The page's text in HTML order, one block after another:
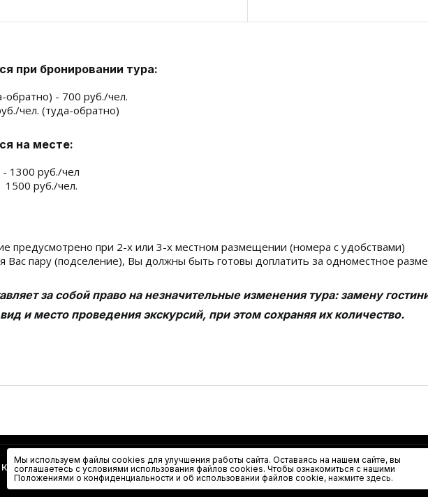
при бронировании тура:
обратно) - 700 руб./чел.
чел. (туда-обратно)
на месте:
- 1300 руб./чел
1500 руб./чел.
предусмотрено при 2-х или 3-х местном размещении (номера с удобствами)
Вас пару (подселение), Вы должны быть готовы доплатить за одноместное
за собой право на незначительные изменения тура: замену
и место проведения экскурсий, при этом сохраняя их количество.
компания «Славия»
Мы используем файлы cookies для улучшения работы сайта. Оставаясь на нашем сайте, вы
соглашаетесь с условиями использования файлов cookies. Чтобы ознакомиться с нашими
Положениями о конфиденциальности и об использовании файлов cookie, нажмите здесь.